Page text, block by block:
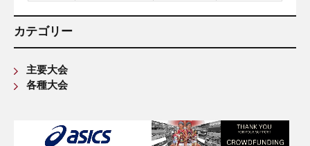
カテゴリー
主要大会
各種大会